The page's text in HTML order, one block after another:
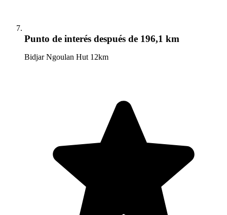
Punto de interés después de 196,1 km
Bidjar Ngoulan Hut 12km